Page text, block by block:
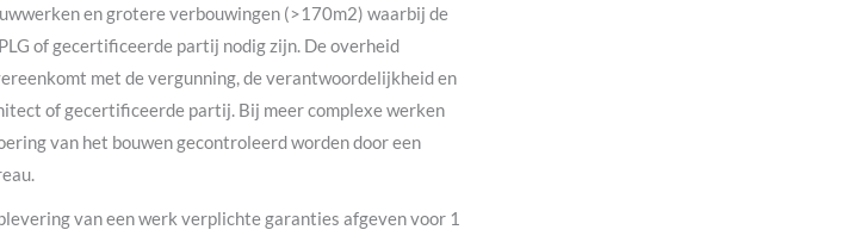
en grotere verbouwingen (>170m2) waarbij de
of gecertificeerde partij nodig zijn. De overheid
met de vergunning, de verantwoordelijkheid en
of gecertificeerde partij. Bij meer complexe werken
van het bouwen gecontroleerd worden door een
van een werk verplichte garanties afgeven voor 1